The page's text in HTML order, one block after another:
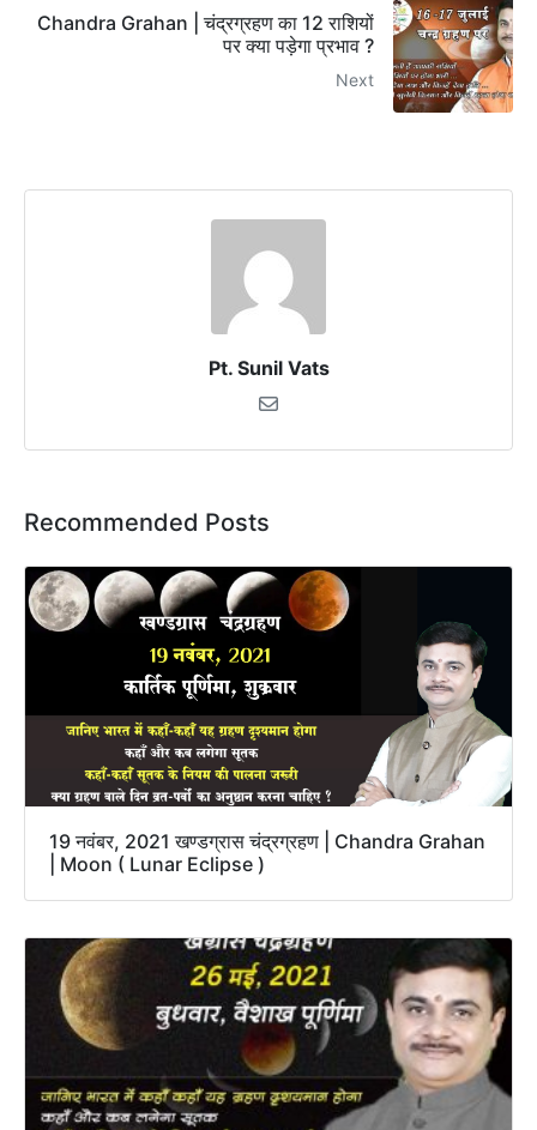
Chandra Grahan | चंद्रग्रहण का 12 राशियों
पर क्या पड़ेगा प्रभाव ?
Next
Pt. Sunil Vats
Recommended Posts
19 नवंबर, 2021 खण्डग्रास चंद्रग्रहण | Chandra Grahan
| Moon ( Lunar Eclipse )